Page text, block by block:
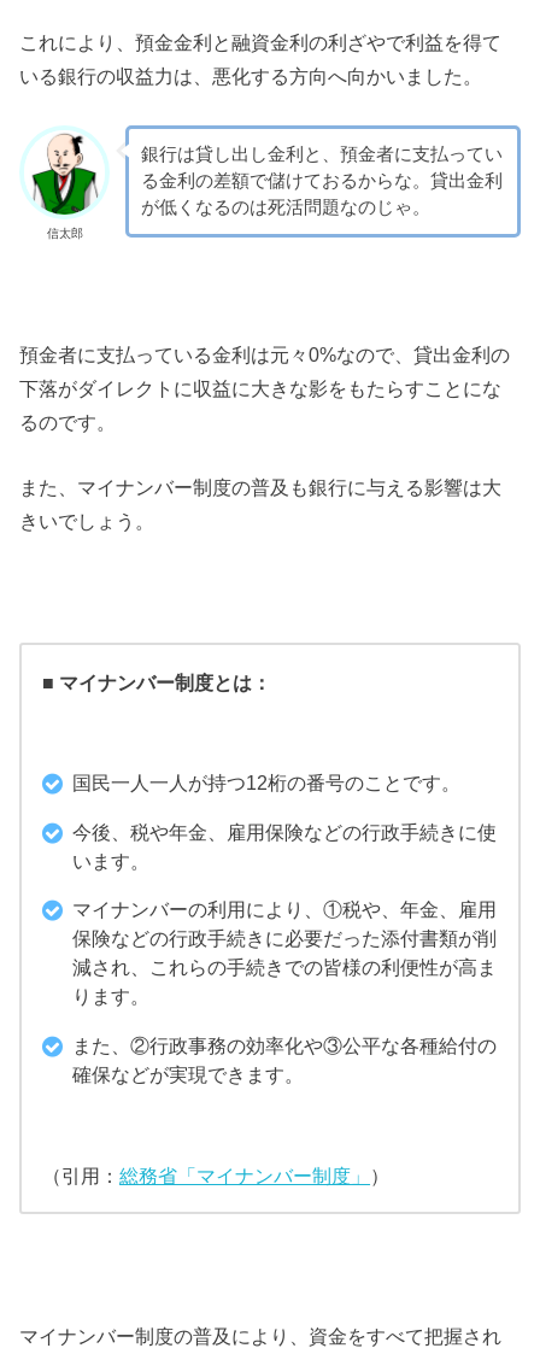
これにより、預金金利と融資金利の利ざやで利益を得て
いる銀行の収益力は、悪化する方向へ向かいました。
信太郎
銀行は貸し出し金利と、預金者に支払ってい
る金利の差額で儲けておるからな。貸出金利
が低くなるのは死活問題なのじゃ。
預金者に支払っている金利は元々0%なので、貸出金利の
下落がダイレクトに収益に大きな影をもたらすことにな
るのです。
また、マイナンバー制度の普及も銀行に与える影響は大
きいでしょう。
■ マイナンバー制度とは：
国民一人一人が持つ12桁の番号のことです。
今後、税や年金、雇用保険などの行政手続きに使
います。
マイナンバーの利用により、①税や、年金、雇用
保険などの行政手続きに必要だった添付書類が削
減され、これらの手続きでの皆様の利便性が高ま
ります。
また、②行政事務の効率化や③公平な各種給付の
確保などが実現できます。
（引用：総務省「マイナンバー制度」 ）
マイナンバー制度の普及により、資金をすべて把握され